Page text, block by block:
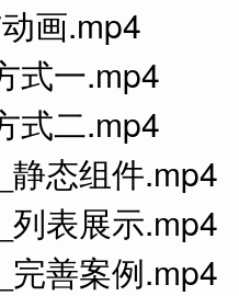
画.mp4
式一.mp4
式二.mp4
态组件.mp4
表展示.mp4
善案例.mp4